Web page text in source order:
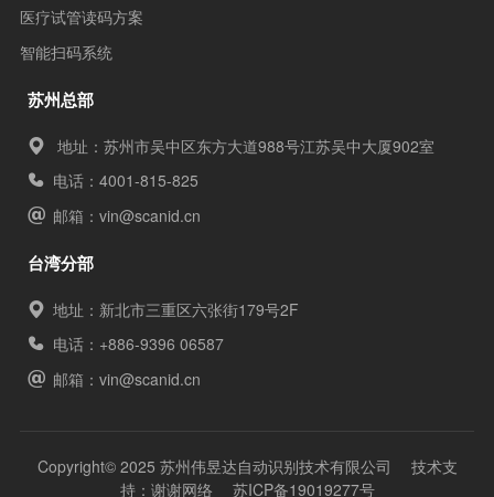
医疗试管读码方案
智能扫码系统
苏州总部
地址：苏州市吴中区东方大道988号江苏吴中大厦902室
电话：4001-815-825
邮箱： vin@scanid.cn
台湾分部
地址：新北市三重区六张街179号2F
电话：+886-9396 06587
邮箱： vin@scanid.cn
Copyright© 2025 苏州伟昱达自动识别技术有限公司 技术支
持： 谢谢网络 苏ICP备19019277号